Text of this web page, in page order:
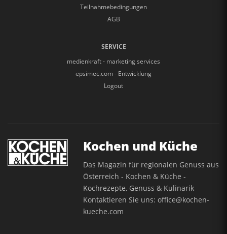
Teilnahmebedingungen
AGB
SERVICE
medienkraft - marketing services
epsimec.com - Entwicklung
Logout
Kochen und Küche
Das Magazin für regionalen Genuss aus
Österreich - Kochen & Küche -
Kochrezepte, Genuss & Kulinarik
Kontaktieren Sie uns:office@kochen-
kueche.com